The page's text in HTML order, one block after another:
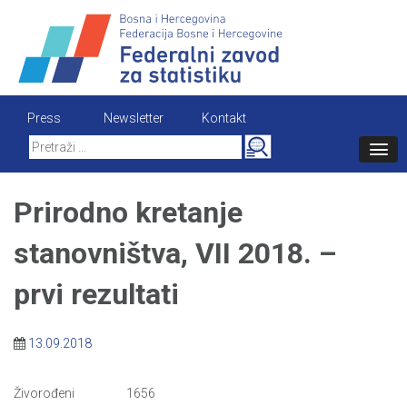
content
Press Newsletter
Kontakt
Search
for:
Prirodno kretanje
stanovništva, VII 2018. –
prvi rezultati
13.09.2018
Živorođeni 1656